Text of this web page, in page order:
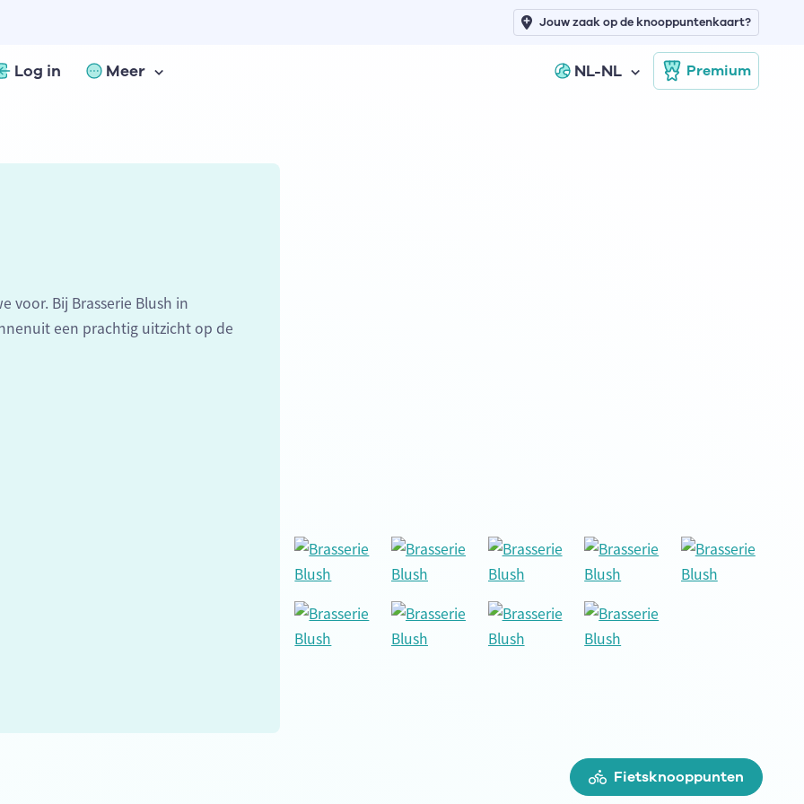
Log in Meer NL-NL Premium
Jouw zaak op de knooppuntenkaart?
voor. Bij Brasserie Blush in
een prachtig uitzicht op de
Fietsknooppunten